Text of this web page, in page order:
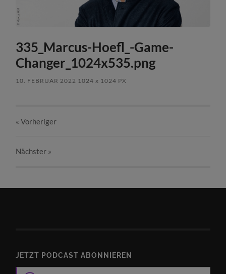
335_Marcus-Hoefl_-Game-
Changer_1024x535.png
10. FEBRUAR 2022 1024x 1024 PX
« Vorheriger
Nächster »
JETZT PODCAST ABONNIEREN